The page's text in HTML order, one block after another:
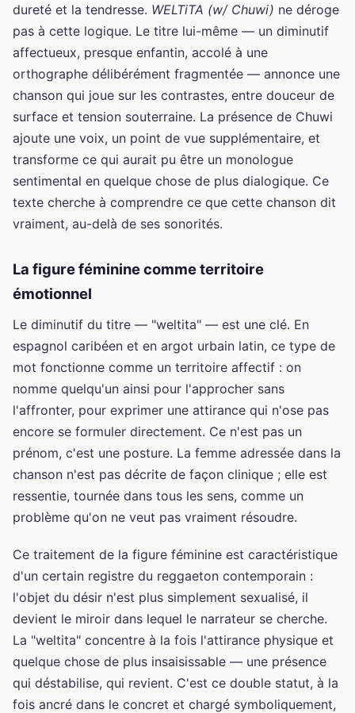
dureté et la tendresse. WELTiTA (w/ Chuwi) ne déroge
pas à cette logique. Le titre lui-même — un diminutif
affectueux, presque enfantin, accolé à une
orthographe délibérément fragmentée — annonce une
chanson qui joue sur les contrastes, entre douceur de
surface et tension souterraine. La présence de Chuwi
ajoute une voix, un point de vue supplémentaire, et
transforme ce qui aurait pu être un monologue
sentimental en quelque chose de plus dialogique. Ce
texte cherche à comprendre ce que cette chanson dit
vraiment, au-delà de ses sonorités.
La figure féminine comme territoire
émotionnel
Le diminutif du titre — "weltita" — est une clé. En
espagnol caribéen et en argot urbain latin, ce type de
mot fonctionne comme un territoire affectif : on
nomme quelqu'un ainsi pour l'approcher sans
l'affronter, pour exprimer une attirance qui n'ose pas
encore se formuler directement. Ce n'est pas un
prénom, c'est une posture. La femme adressée dans la
chanson n'est pas décrite de façon clinique ; elle est
ressentie, tournée dans tous les sens, comme un
problème qu'on ne veut pas vraiment résoudre.
Ce traitement de la figure féminine est caractéristique
d'un certain registre du reggaeton contemporain :
l'objet du désir n'est plus simplement sexualisé, il
devient le miroir dans lequel le narrateur se cherche.
La "weltita" concentre à la fois l'attirance physique et
quelque chose de plus insaisissable — une présence
qui déstabilise, qui revient. C'est ce double statut, à la
fois ancré dans le concret et chargé symboliquement,